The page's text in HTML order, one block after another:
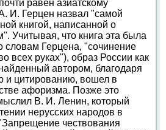
равен азиатскому
И. Герцен назвал "самой
книгой, написанной о
Учитывая, что книга эта была
словам Герцена, "сочинение
всех руках"), образ России как
автором, благодаря
и цитированию, вошел в
афоризма. Позже это
В. И. Ленин, который
нерусских народов в
чествования